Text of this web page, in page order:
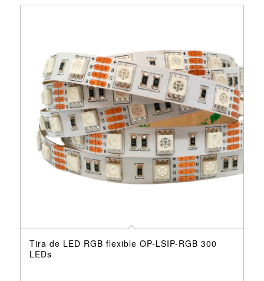
Tira de LED RGB flexible OP-LSIP-RGB 300
LEDs